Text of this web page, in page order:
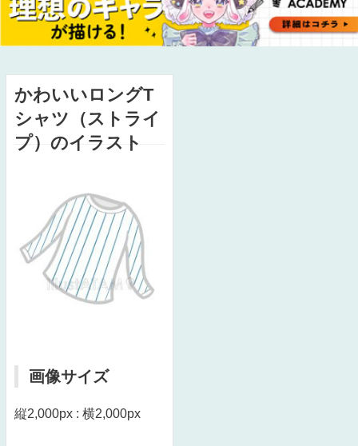
かわいいロングT
シャツ（ストライ
プ）のイラスト
画像サイズ
縦2,000px : 横2,000px